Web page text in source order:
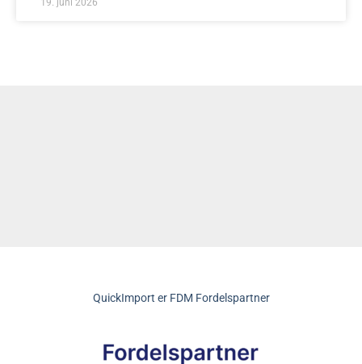
19. juni 2026
QuickImport er FDM Fordelspartner